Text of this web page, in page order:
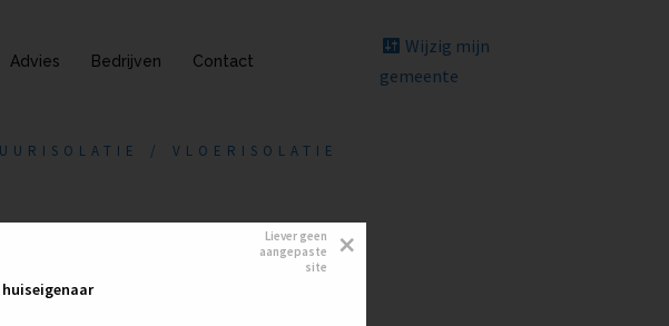
Advies Bedrijven Contact
Wijzig mijn
gemeente
VLOERISOLATIE
Liever geen
aangepaste
site
×